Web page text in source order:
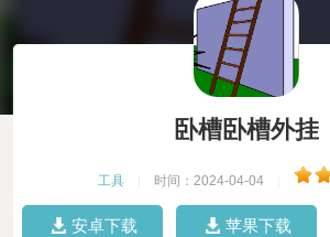
卧槽卧槽外挂
工具 时间：2024-04-04
安卓下载 苹果下载